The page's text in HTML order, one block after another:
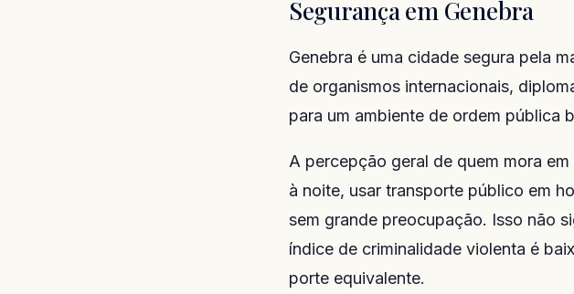
Segurança em Genebra
Genebra é uma cidade segura pela
de organismos internacionais,
para um ambiente de ordem pública
A percepção geral de quem mora
à noite, usar transporte público em
sem grande preocupação. Isso não
índice de criminalidade violenta é
porte equivalente.